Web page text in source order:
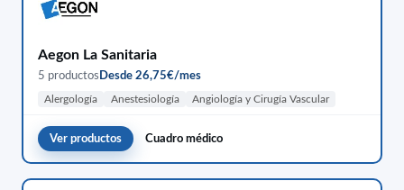
Aegon La Sanitaria
5 productos Desde 26,75€/mes
Alergología Anestesiología Angiología y Cirugía Vascular
Ver productos Cuadro médico